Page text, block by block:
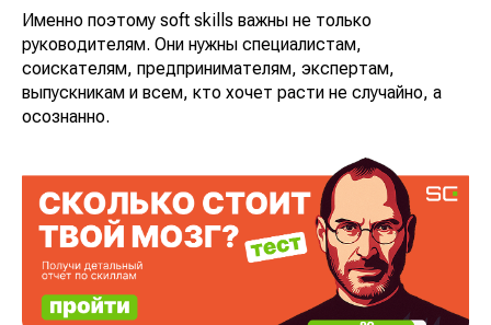
Именно поэтому soft skills важны не только
руководителям. Они нужны специалистам,
соискателям, предпринимателям, экспертам,
выпускникам и всем, кто хочет расти не случайно, а
осознанно.